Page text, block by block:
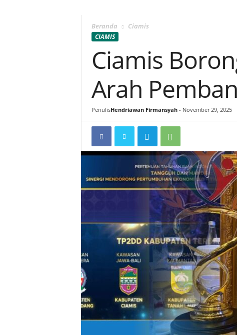
Beranda Ciamis
CIAMIS
Ciamis
Arah
PenulisHendriawan Firmansyah- November 29, 2025